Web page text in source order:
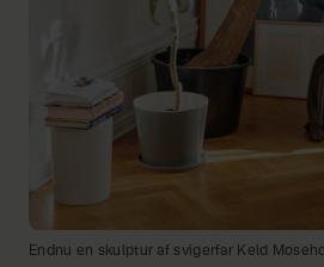
Endnu en skulptur af svigerfar Keld